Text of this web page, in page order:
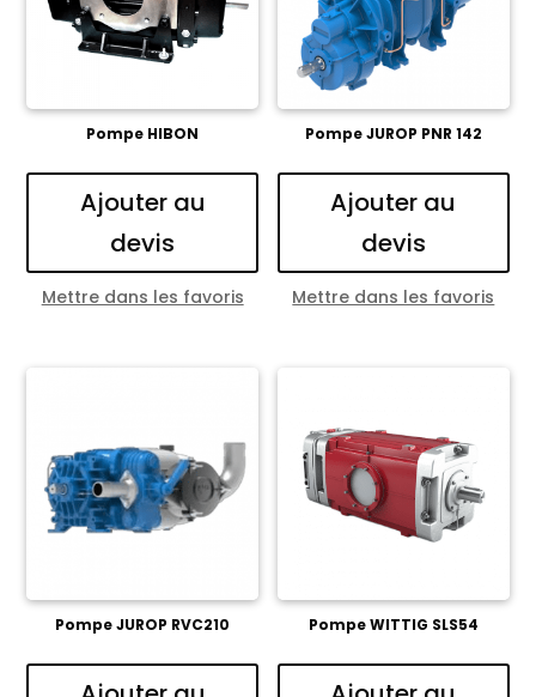
Pompe HIBON
Ajouter au
devis
Mettre dans les favoris
Pompe JUROP PNR 142
Ajouter au
devis
Mettre dans les favoris
Pompe JUROP RVC210 Pompe WITTIG SLS54